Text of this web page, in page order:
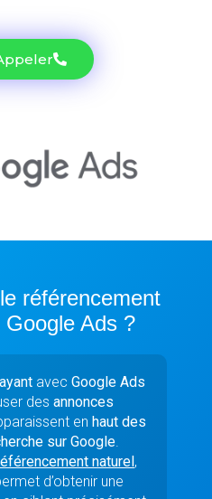
référencement
Ads ?
avec Google Ads
des annonces
en haut des
sur Google.
naturel ,
d’obtenir une